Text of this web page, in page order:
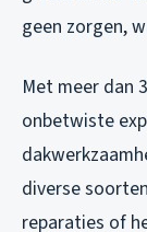
geen zorgen,
Met meer dan
onbetwiste
diverse
reparaties of